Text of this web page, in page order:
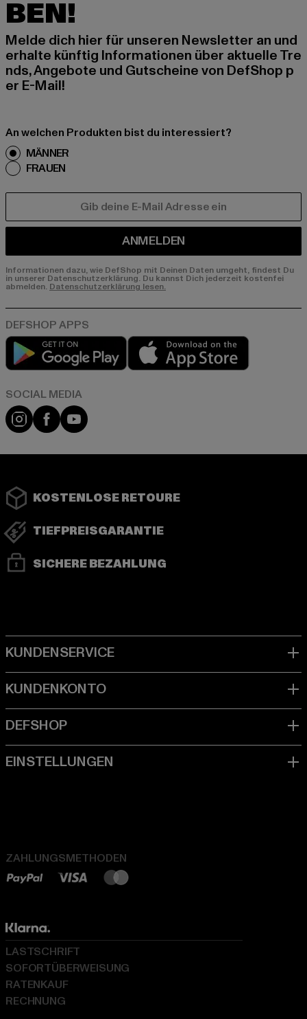
BEN!
Melde dich hier für unseren Newsletter an und
erhalte künftig Informationen über aktuelle Tre
nds, Angebote und Gutscheine von DefShop p
er E-Mail!
An welchen Produkten bist du interessiert?
MÄNNER
FRAUEN
ANMELDEN
Informationen dazu, wie DefShop mit Deinen Daten umgeht, findest Du
in unserer Datenschutzerklärung. Du kannst Dich jederzeit kostenfei
abmelden. Datenschutzerklärung lesen.
Play market
Instagram
FacebookYouTube
KOSTENLOSE RETOURE
TIEFPREISGARANTIE
SICHERE BEZAHLUNG
ZAHLUNGSMETHODEN
LASTSCHRIFT
SOFORTÜBERWEISUNG
RATENKAUF
RECHNUNG